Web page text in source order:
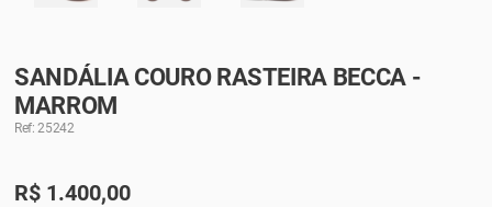
SANDÁLIA COURO RASTEIRA BECCA -
MARROM
Ref: 25242
R$ 1.400,00